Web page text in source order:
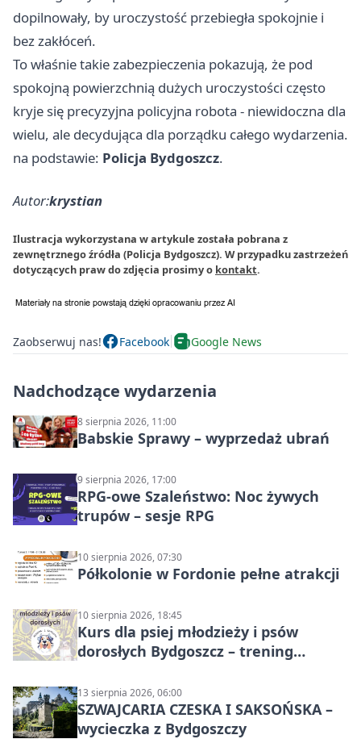
dopilnowały, by uroczystość przebiegła spokojnie i
bez zakłóceń.
To właśnie takie zabezpieczenia pokazują, że pod
spokojną powierzchnią dużych uroczystości często
kryje się precyzyjna policyjna robota - niewidoczna dla
wielu, ale decydująca dla porządku całego wydarzenia.
na podstawie: Policja Bydgoszcz.
Autor:krystian
Ilustracja wykorzystana w artykule została pobrana z
zewnętrznego źródła (Policja Bydgoszcz). W przypadku zastrzeżeń
dotyczących praw do zdjęcia prosimy o kontakt.
Zaobserwuj nas! Facebook Google News
Nadchodzące wydarzenia
8 sierpnia 2026, 11:00
Babskie Sprawy – wyprzedaż ubrań
9 sierpnia 2026, 17:00
RPG-owe Szaleństwo: Noc żywych
trupów – sesje RPG
10 sierpnia 2026, 07:30
Półkolonie w Fordonie pełne atrakcji
10 sierpnia 2026, 18:45
Kurs dla psiej młodzieży i psów
dorosłych Bydgoszcz – trening
13 sierpnia 2026, 06:00
SZWAJCARIA CZESKA I SAKSOŃSKA –
wycieczka z Bydgoszczy